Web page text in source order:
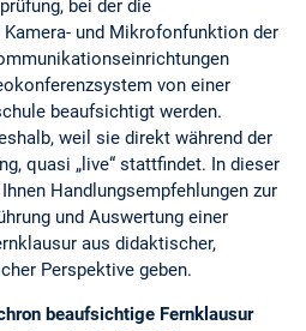
bei der die
und Mikrofonfunktion der
von einer
beaufsichtigt werden.
weil sie direkt während der
quasi „live“ stattfindet. In dieser
Handlungsempfehlungen zur
und Auswertung einer
aus didaktischer,
Perspektive geben.
beaufsichtige Fernklausur